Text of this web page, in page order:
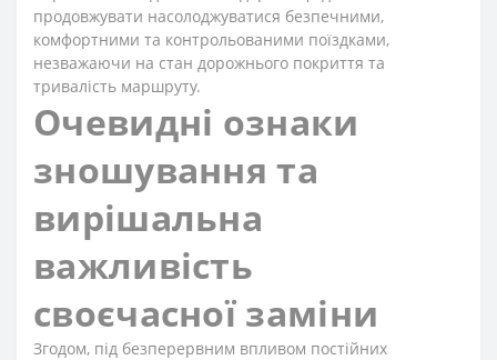
продовжувати насолоджуватися безпечними,
комфортними та контрольованими поїздками,
незважаючи на стан дорожнього покриття та
тривалість маршруту.
Очевидні ознаки
зношування та
вирішальна
важливість
своєчасної заміни
Згодом, під безперервним впливом постійних